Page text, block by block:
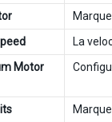
La
Motor